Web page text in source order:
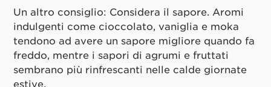
Un altro consiglio: Considera il sapore. Aromi
indulgenti come cioccolato, vaniglia e moka
tendono ad avere un sapore migliore quando fa
freddo, mentre i sapori di agrumi e fruttati
sembrano più rinfrescanti nelle calde giornate
estive.